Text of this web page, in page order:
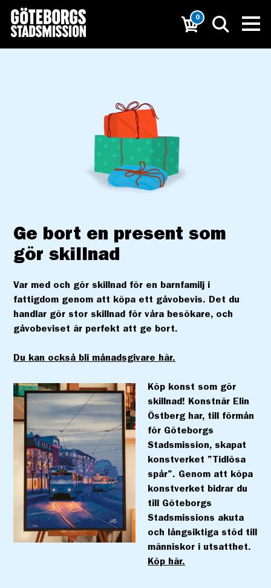
0
Ge bort en present som
gör skillnad
Var med och gör skillnad för en barnfamilj i
fattigdom genom att köpa ett gåvobevis. Det du
handlar gör stor skillnad för våra besökare, och
gåvobeviset är perfekt att ge bort.
Du kan också bli månadsgivare här.
Köp konst som gör
skillnad! Konstnär Elin
Östberg har, till förmån
för Göteborgs
Stadsmission, skapat
konstverket ”Tidlösa
spår”. Genom att köpa
konstverket bidrar du
till Göteborgs
Stadsmissions akuta
och långsiktiga stöd till
människor i utsatthet.
Köp här.